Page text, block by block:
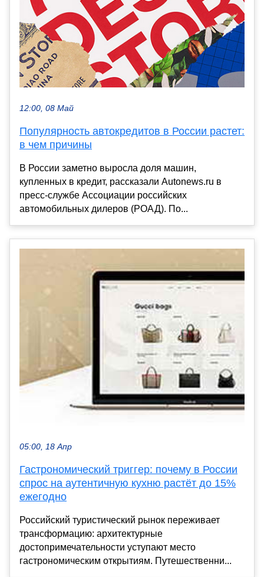
12:00, 08 Май
Популярность автокредитов в России растет:
в чем причины
В России заметно выросла доля машин,
купленных в кредит, рассказали Autonews.ru в
пресс-службе Ассоциации российских
автомобильных дилеров (РОАД). По...
05:00, 18 Апр
Гастрономический триггер: почему в России
спрос на аутентичную кухню растёт до 15%
ежегодно
Российский туристический рынок переживает
трансформацию: архитектурные
достопримечательности уступают место
гастрономическим открытиям. Путешественни...